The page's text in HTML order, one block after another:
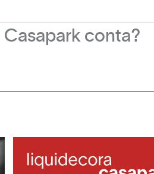
conta?
o Casapark oferece
precisa de uma